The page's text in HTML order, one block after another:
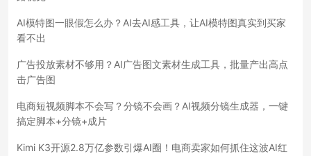
AI模特图一眼假怎么办？AI去AI感工具，让AI模特图真实到买家
看不出
广告投放素材不够用？AI广告图文素材生成工具，批量产出高点
击广告图
电商短视频脚本不会写？分镜不会画？AI视频分镜生成器，一键
搞定脚本+分镜+成片
Kimi K3开源2.8万亿参数引爆AI圈！电商卖家如何抓住这波AI红